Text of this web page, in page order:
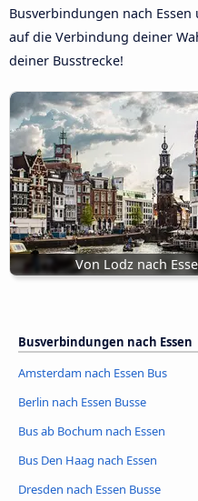
Busverbindungen nach
auf die Verbindung deiner
deiner Busstrecke!
Von Lodz nach
Busverbindungen nach Essen
Amsterdam nach Essen Bus
Berlin nach Essen Busse
Bus ab Bochum nach Essen
Bus Den Haag nach Essen
Dresden nach Essen Busse